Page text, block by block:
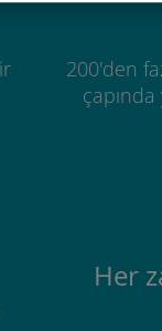
200'den
Her